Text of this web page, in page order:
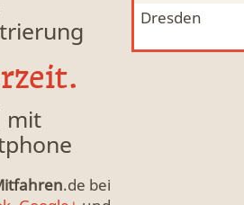
mit
.de bei
Dresden
& Fahrgemeinschaft